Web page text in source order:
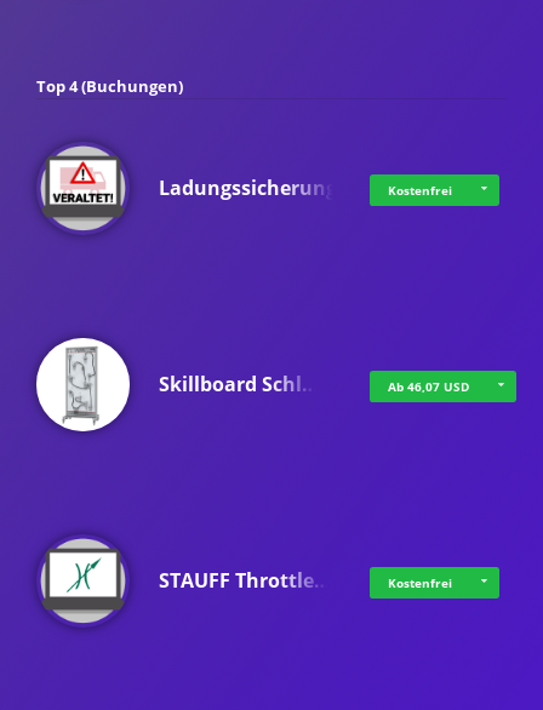
Top 4 (Buchungen)
Ladungssicherung Kostenfrei
Skillboard Schl… Ab 46,07 USD
STAUFF Throttle… Kostenfrei